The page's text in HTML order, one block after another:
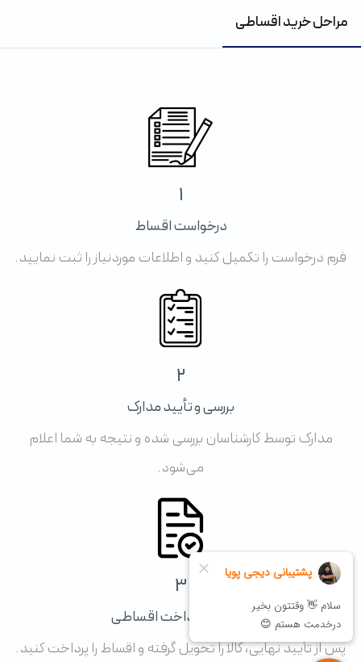
مراحل خرید اقساطی
1
درخواست اقساط
فرم درخواست را تکمیل کنید و اطلاعات موردنیاز را ثبت نمایید.
2
بررسی و تأیید مدارک
مدارک توسط کارشناسان بررسی شده و نتیجه به شما اعلام
می‌شود.
3
تحویل و پرداخت اقساطی
پس از تأیید نهایی، کالا را تحویل گرفته و اقساط را پرداخت کنید.